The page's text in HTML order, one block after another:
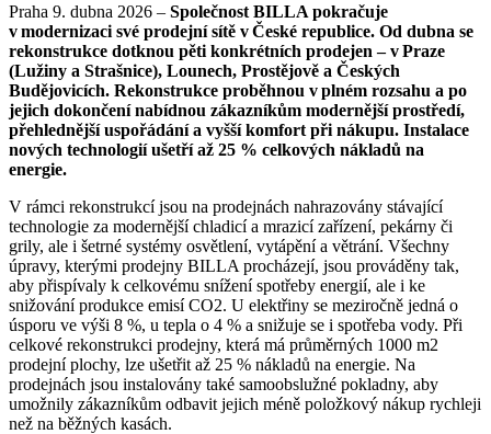
Praha 9. dubna 2026 – Společnost BILLA pokračuje
v modernizaci své prodejní sítě v České republice. Od dubna se
rekonstrukce dotknou pěti konkrétních prodejen – v Praze
(Lužiny a Strašnice), Lounech, Prostějově a Českých
Budějovicích. Rekonstrukce proběhnou v plném rozsahu a po
jejich dokončení nabídnou zákazníkům modernější prostředí,
přehlednější uspořádání a vyšší komfort při nákupu. Instalace
nových technologií ušetří až 25 % celkových nákladů na
energie.
V rámci rekonstrukcí jsou na prodejnách nahrazovány stávající
technologie za modernější chladicí a mrazicí zařízení, pekárny či
grily, ale i šetrné systémy osvětlení, vytápění a větrání. Všechny
úpravy, kterými prodejny BILLA procházejí, jsou prováděny tak,
aby přispívaly k celkovému snížení spotřeby energií, ale i ke
snižování produkce emisí CO2. U elektřiny se meziročně jedná o
úsporu ve výši 8 %, u tepla o 4 % a snižuje se i spotřeba vody. Při
celkové rekonstrukci prodejny, která má průměrných 1000 m2
prodejní plochy, lze ušetřit až 25 % nákladů na energie. Na
prodejnách jsou instalovány také samoobslužné pokladny, aby
umožnily zákazníkům odbavit jejich méně položkový nákup rychleji
než na běžných kasách.